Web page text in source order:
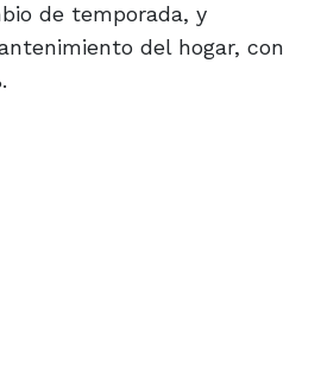
de temporada, y
del hogar, con